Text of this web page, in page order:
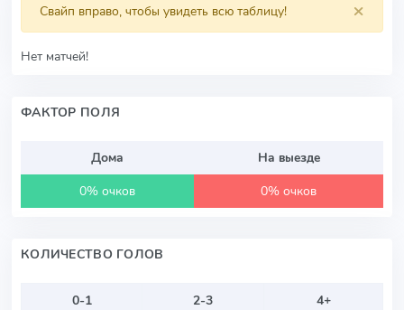
×
Свайп вправо, чтобы увидеть всю таблицу!
Нет матчей!
ФАКТОР ПОЛЯ
Дома
На выезде
0% очков
0% очков
КОЛИЧЕСТВО ГОЛОВ
0-1 2-3
4+